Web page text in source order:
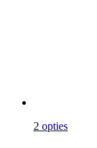
2 opties